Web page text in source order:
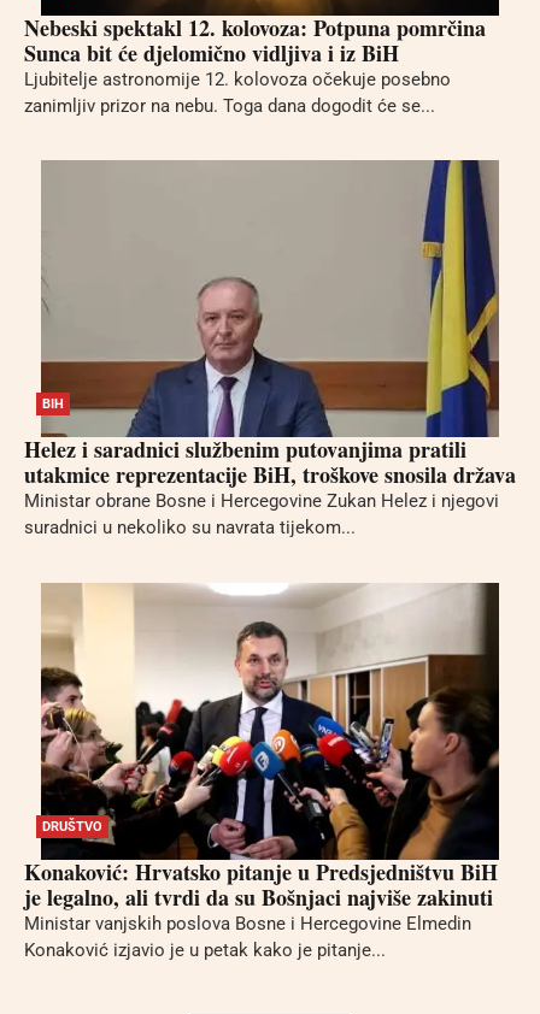
Nebeski spektakl 12. kolovoza: Potpuna pomrčina
Sunca bit će djelomično vidljiva i iz BiH
Ljubitelje astronomije 12. kolovoza očekuje posebno
zanimljiv prizor na nebu. Toga dana dogodit će se...
BIH
Helez i saradnici službenim putovanjima pratili
utakmice reprezentacije BiH, troškove snosila država
Ministar obrane Bosne i Hercegovine Zukan Helez i njegovi
suradnici u nekoliko su navrata tijekom...
DRUŠTVO
Konaković: Hrvatsko pitanje u Predsjedništvu BiH
je legalno, ali tvrdi da su Bošnjaci najviše zakinuti
Ministar vanjskih poslova Bosne i Hercegovine Elmedin
Konaković izjavio je u petak kako je pitanje...